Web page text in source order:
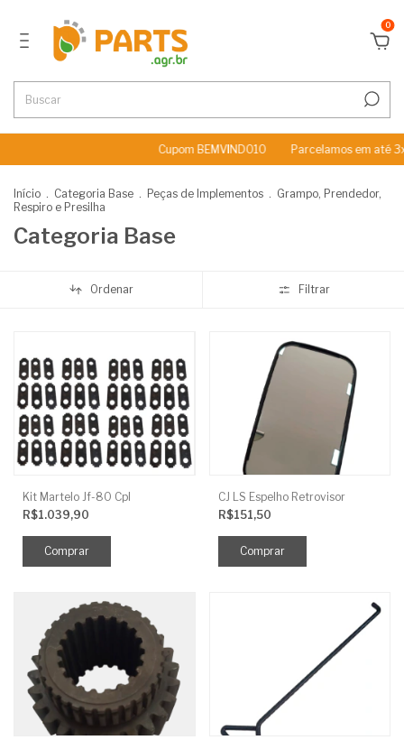
0
Cupom BEMVINDO10 Parcelamos em até 3x Sem
Início . Categoria Base . Peças de Implementos . Grampo, Prendedor,
Respiro e Presilha
Categoria Base
Ordenar Filtrar
Kit Martelo Jf-80 Cpl
R$1.039,90
CJ LS Espelho Retrovisor
R$151,50